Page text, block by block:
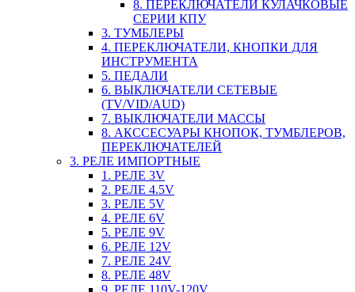
8. ПЕРЕКЛЮЧАТЕЛИ КУЛАЧКОВЫЕ
СЕРИИ КПУ
3. ТУМБЛЕРЫ
4. ПЕРЕКЛЮЧАТЕЛИ, КНОПКИ ДЛЯ
ИНСТРУМЕНТА
5. ПЕДАЛИ
6. ВЫКЛЮЧАТЕЛИ СЕТЕВЫЕ
(TV/VID/AUD)
7. ВЫКЛЮЧАТЕЛИ МАССЫ
8. АКССЕСУАРЫ КНОПОК, ТУМБЛЕРОВ,
ПЕРЕКЛЮЧАТЕЛЕЙ
3. РЕЛЕ ИМПОРТНЫЕ
1. РЕЛЕ 3V
2. РЕЛЕ 4.5V
3. РЕЛЕ 5V
4. РЕЛЕ 6V
5. РЕЛЕ 9V
6. РЕЛЕ 12V
7. РЕЛЕ 24V
8. РЕЛЕ 48V
9. РЕЛЕ 110V-120V